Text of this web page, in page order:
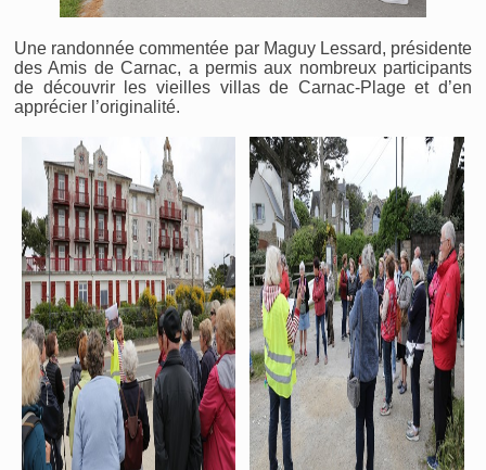
Une randonnée commentée par Maguy Lessard, présidente
des Amis de Carnac, a permis aux nombreux participants
de découvrir les vieilles villas de Carnac-Plage et d’en
apprécier l’originalité.